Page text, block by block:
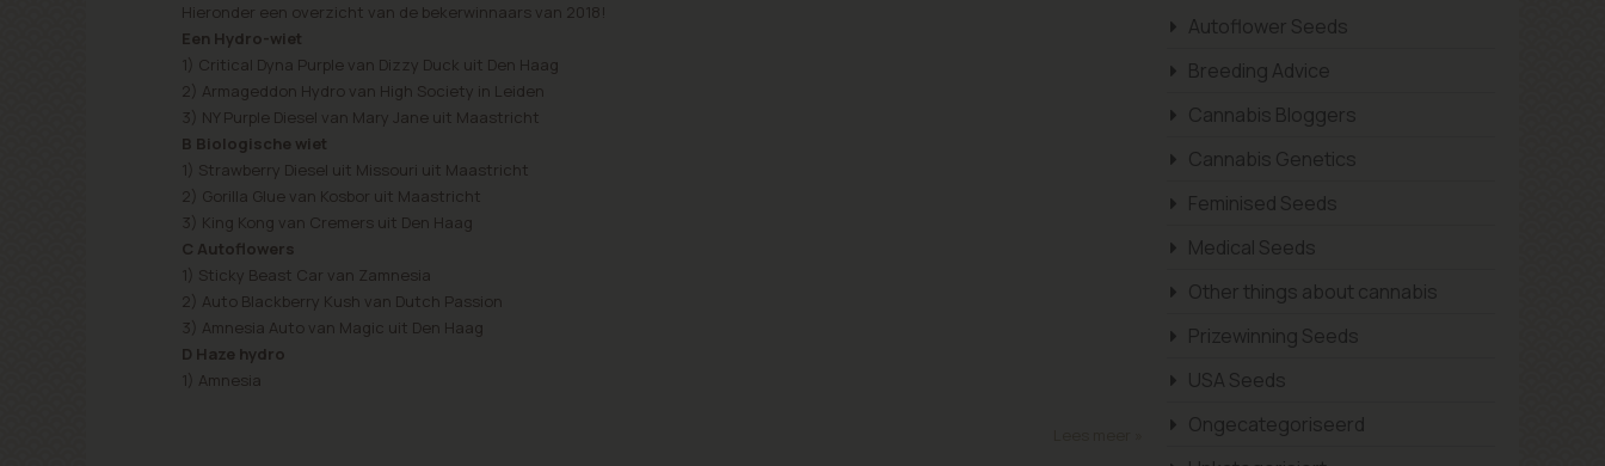
Hieronder een overzicht van de bekerwinnaars van 2018!
Een Hydro-wiet
1) Critical Dyna Purple van Dizzy Duck uit Den Haag
2) Armageddon Hydro van High Society in Leiden
3) NY Purple Diesel van Mary Jane uit Maastricht
B Biologische wiet
1) Strawberry Diesel uit Missouri uit Maastricht
2) Gorilla Glue van Kosbor uit Maastricht
3) King Kong van Cremers uit Den Haag
C Autoflowers
1) Sticky Beast Car van Zamnesia
2) Auto Blackberry Kush van Dutch Passion
3) Amnesia Auto van Magic uit Den Haag
D Haze hydro
1) Amnesia
Autoflower Seeds
Breeding Advice
Cannabis Bloggers
Cannabis Genetics
Feminised Seeds
Medical Seeds
Other things about cannabis
Prizewinning Seeds
USA Seeds
Ongecategoriseerd